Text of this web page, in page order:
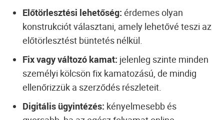
Előtörlesztési lehetőség: érdemes olyan
konstrukciót választani, amely lehetővé teszi az
előtörlesztést büntetés nélkül.
Fix vagy változó kamat: jelenleg szinte minden
személyi kölcsön fix kamatozású, de mindig
ellenőrizzük a szerződés részleteit.
Digitális ügyintézés: kényelmesebb és